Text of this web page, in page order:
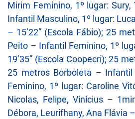
Mirim Feminino, 1º lugar:
Infantil Masculino, 1º lugar:
– 15’22” (Escola Fábio); 25
Peito – Infantil Feminino, 1º
19’35” (Escola Coopecri); 25
25 metros Borboleta – Infantil
Feminino, 1º lugar: Caroline
Nicolas, Felipe, Vinícius –
Débora, Leurifhany, Ana Flávia